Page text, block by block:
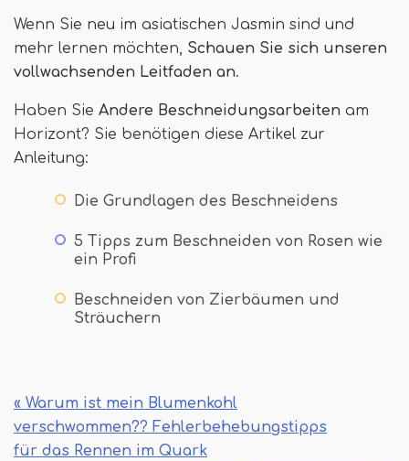
Wenn Sie neu im asiatischen Jasmin sind und
mehr lernen möchten, Schauen Sie sich unseren
vollwachsenden Leitfaden an.
Haben Sie Andere Beschneidungsarbeiten am
Horizont? Sie benötigen diese Artikel zur
Anleitung:
Die Grundlagen des Beschneidens
5 Tipps zum Beschneiden von Rosen wie
ein Profi
Beschneiden von Zierbäumen und
Sträuchern
« Warum ist mein Blumenkohl
verschwommen?? Fehlerbehebungstipps
für das Rennen im Quark